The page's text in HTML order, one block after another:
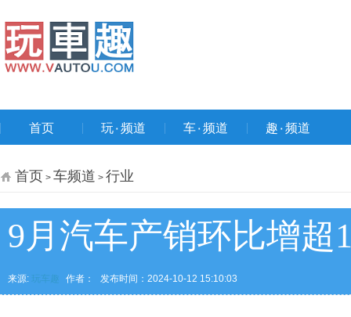
首页 玩۰频道 车۰频道 趣۰频道
首页 > 车频道 > 行业
9月汽车产销环比增超
来源: 玩车趣 作者： 发布时间：2024-10-12 15:10:03